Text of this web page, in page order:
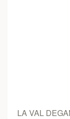
LA VAL